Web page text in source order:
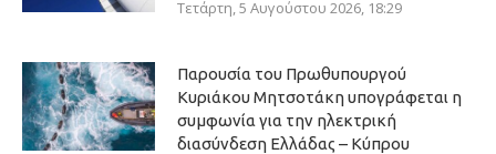
Τετάρτη, 5 Αυγούστου 2026, 18:29
Παρουσία του Πρωθυπουργού
Κυριάκου Μητσοτάκη υπογράφεται η
συμφωνία για την ηλεκτρική
διασύνδεση Ελλάδας – Κύπρου